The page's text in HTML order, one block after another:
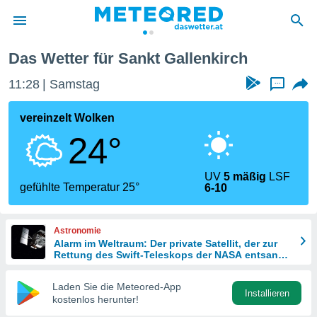
wurde
dass
sind.
diese
Das Wetter für Sankt Gallenkirch
11:28 Samstag ...
vereinzelt Wolken
24°
gefühlte Temperatur 25°
UV5 mäßig LSF
6-10
Astronomie
Alarm im Weltraum: Der private Satellit, der zur
Rettung des Swift-Teleskops der NASA entsandt
Laden Sie die Meteored-App
kostenlos herunter!
Installieren